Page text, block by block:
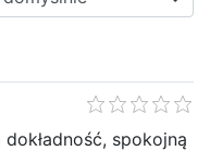
spokojną